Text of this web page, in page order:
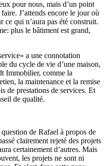
pour nous, mais d’un point
J’attends encore le jour où
ce qui n’aura pas été construit.
plus le bâtiment est grand,
a une connotation
du cycle de vie d’une maison,
Immobilier, comme la
la maintenance et la remise
de prestations de services. Et
de qualité.
de Rafael à propos de
clairement rejeté des projets
certainement d’autres. Mais
les projets ne sont ni